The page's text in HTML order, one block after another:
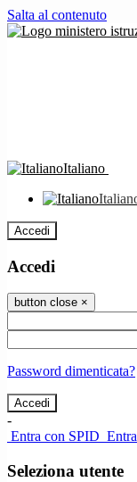
Salta al contenuto
Italiano
Accedi
Accedi
button close ×
Password dimenticata?
-
Entra con SPID
Seleziona utente